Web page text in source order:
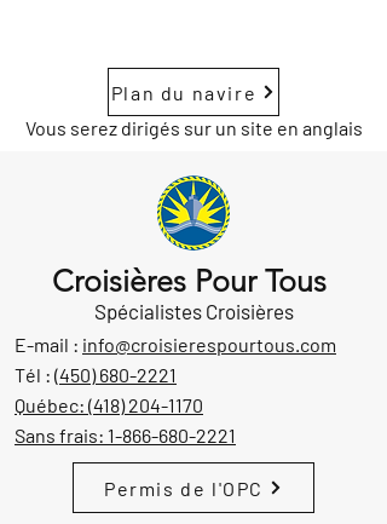
Plan du navire
Vous serez dirigés sur un site en anglais
Croisières Pour Tous
Spécialistes Croisières
E-mail : info@croisierespourtous.com
Tél : (450) 680-2221
Québec: (418) 204-1170
Sans frais: 1-866-680-2221
Permis de l'OPC